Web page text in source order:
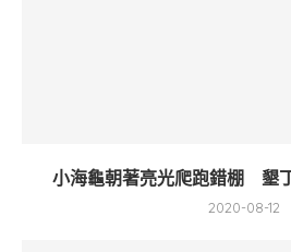
小海龜朝著亮光爬跑錯棚 墾
2020-08-12